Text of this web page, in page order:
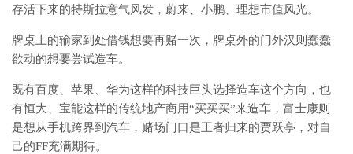
存活下来的特斯拉意气风发，蔚来、小鹏、理想市值风光。
牌桌上的输家到处借钱想要再赌一次，牌桌外的门外汉则蠢蠢
欲动的想要尝试造车。
既有百度、苹果、华为这样的科技巨头选择造车这个方向，也
有恒大、宝能这样的传统地产商用“买买买”来造车，富士康则
是想从手机跨界到汽车，赌场门口是王者归来的贾跃亭，对自
己的FF充满期待。